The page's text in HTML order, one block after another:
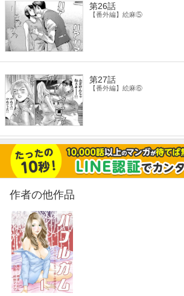
第26話
【番外編】絵麻⑤
第27話
【番外編】絵麻⑥
作者の他作品